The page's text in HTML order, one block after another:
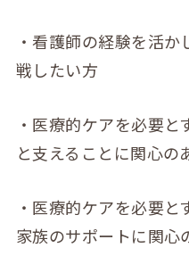
・看護師の経験を活
戦したい方
・医療的ケアを必要
と支えることに関心の
・医療的ケアを必要
家族のサポートに関心